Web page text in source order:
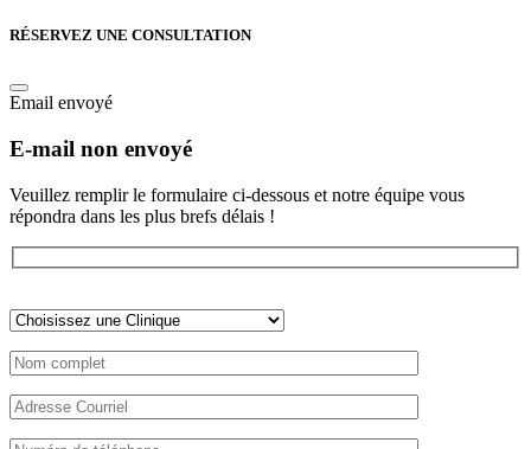
RÉSERVEZ UNE CONSULTATION
Email envoyé
E-mail non envoyé
Veuillez remplir le formulaire ci-dessous et notre équipe vous
répondra dans les plus brefs délais !
laisser
champ